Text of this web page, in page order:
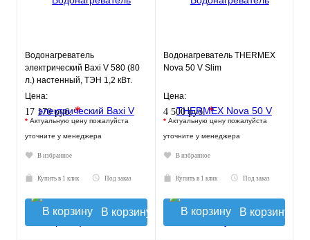
Водонагреватель
электрический Baxi V 580 (80
л.) настенный, ТЭН 1,2 кВт.
Цена:
17 170 руб.*
* Актуальную цену пожалуйста
уточните у менеджера
В избранное
Купить в 1 клик Под заказ
В корзину
Водонагреватель THERMEX
Nova 50 V Slim
Цена:
4 500 руб.*
* Актуальную цену пожалуйста
уточните у менеджера
В избранное
Купить в 1 клик Под заказ
В корзину